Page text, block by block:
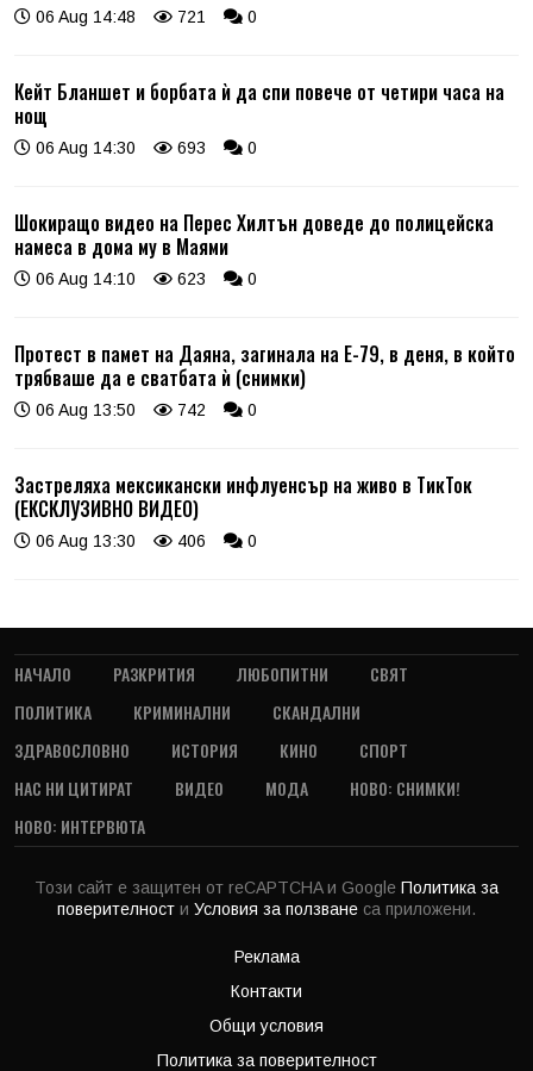
06 Aug 14:48 721 0
Кейт Бланшет и борбата ѝ да спи повече от четири часа на
нощ
06 Aug 14:30 693 0
Шокиращо видео на Перес Хилтън доведе до полицейска
намеса в дома му в Маями
06 Aug 14:10 623 0
Протест в памет на Даяна, загинала на Е-79, в деня, в който
трябваше да е сватбата ѝ (снимки)
06 Aug 13:50 742 0
Застреляха мексикански инфлуенсър на живо в ТикТок
(ЕКСКЛУЗИВНО ВИДЕО)
06 Aug 13:30 406 0
НАЧАЛО РАЗКРИТИЯ ЛЮБОПИТНИ
СВЯТ
ПОЛИТИКА
КРИМИНАЛНИ
СКАНДАЛНИ
ЗДРАВОСЛОВНО
ИСТОРИЯ КИНО
СПОРТ
НАС НИ ЦИТИРАТ
ВИДЕО МОДА
НОВО: СНИМКИ!
НОВО: ИНТЕРВЮТА
Този сайт е защитен от reCAPTCHA и Google Политика за
поверителност и Условия за ползване са приложени.
Реклама
Контакти
Общи условия
Политика за поверителност